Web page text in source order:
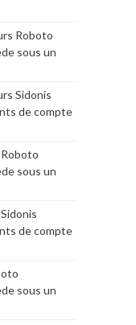
Roboto
sous un
Sidonis
de compte
sous un
de compte
sous un